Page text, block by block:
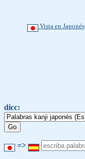
Vista en Japonés
dicc:
=>